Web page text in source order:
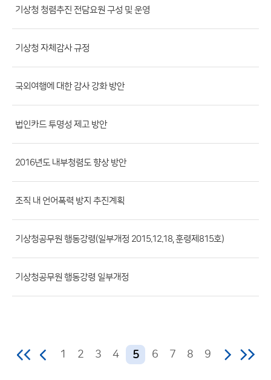
류,
제
목,
부
서,
첨
부
파
록
일,
조
회
수)
기상청 청렴추진 전담요원 구성 및 운영
기상청 자체감사 규정
국외여행에 대한 감사 강화 방안
법인카드 투명성 제고 방안
2016년도 내부청렴도 향상 방안
조직 내 언어폭력 방지 추진계획
기상청공무원 행동강령(일부개정 2015.12.18, 훈령제815호)
기상청공무원 행동강령 일부개정
1 2 3 4 5 6 7 8 9